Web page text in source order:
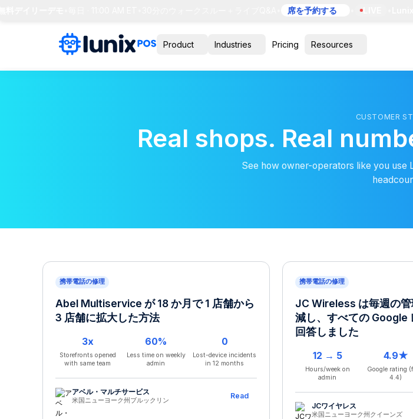
席を予約する LIVE
Product Industries Pricing Resources
CUSTOMER
Real shops. Real
See how owner-operators like you use
携帯電話の修理
Abel Multiservice が 18 か月で 1 店舗から
3 店舗に拡大した方法
3x
Storefronts opened
with same team
60%
Less time on weekly
admin
0
Lost-device incidents
in 12 months
アベル・マルチサービス
米国ニューヨーク州ブルックリン
Read
携帯電話の修理
JC Wireless は毎週の
減し、すべての Google
回答しました
12 → 5
Hours/week on
admin
4.9★
Google rating
4.4)
JCワイヤレス
米国ニューヨーク州クイーンズ